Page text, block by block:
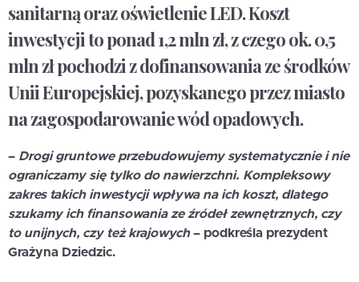
sanitarną oraz oświetlenie LED. Koszt
inwestycji to ponad 1,2 mln zł, z czego ok. 0,5
mln zł pochodzi z dofinansowania ze środków
Unii Europejskiej, pozyskanego przez miasto
na zagospodarowanie wód opadowych.
– Drogi gruntowe przebudowujemy systematycznie i nie
ograniczamy się tylko do nawierzchni. Kompleksowy
zakres takich inwestycji wpływa na ich koszt, dlatego
szukamy ich finansowania ze źródeł zewnętrznych, czy
to unijnych, czy też krajowych– podkreśla prezydent
Grażyna Dziedzic.